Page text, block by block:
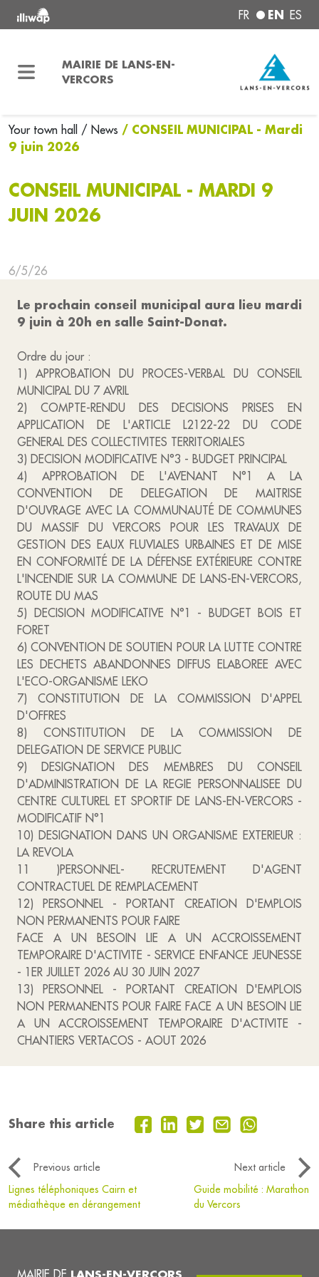
FR EN ES
MAIRIE DE LANS-EN-
VERCORS
Your town hall / News / CONSEIL MUNICIPAL - Mardi
9 juin 2026
CONSEIL MUNICIPAL - MARDI 9
JUIN 2026
6/5/26
Le prochain conseil municipal aura lieu mardi
9 juin à 20h en salle Saint-Donat.
Ordre du jour :
1) APPROBATION DU PROCES-VERBAL DU CONSEIL
MUNICIPAL DU 7 AVRIL
2) COMPTE-RENDU DES DECISIONS PRISES EN
APPLICATION DE L'ARTICLE L2122-22 DU CODE
GENERAL DES COLLECTIVITES TERRITORIALES
3) DECISION MODIFICATIVE N°3 - BUDGET PRINCIPAL
4) APPROBATION DE L'AVENANT N°1 A LA
CONVENTION DE DELEGATION DE MAITRISE
D'OUVRAGE AVEC LA COMMUNAUTÉ DE COMMUNES
DU MASSIF DU VERCORS POUR LES TRAVAUX DE
GESTION DES EAUX FLUVIALES URBAINES ET DE MISE
EN CONFORMITÉ DE LA DÉFENSE EXTÉRIEURE CONTRE
L'INCENDIE SUR LA COMMUNE DE LANS-EN-VERCORS,
ROUTE DU MAS
5) DECISION MODIFICATIVE N°1 - BUDGET BOIS ET
FORET
6) CONVENTION DE SOUTIEN POUR LA LUTTE CONTRE
LES DECHETS ABANDONNES DIFFUS ELABOREE AVEC
L'ECO-ORGANISME LEKO
7) CONSTITUTION DE LA COMMISSION D'APPEL
D'OFFRES
8) CONSTITUTION DE LA COMMISSION DE
DELEGATION DE SERVICE PUBLIC
9) DESIGNATION DES MEMBRES DU CONSEIL
D'ADMINISTRATION DE LA REGIE PERSONNALISEE DU
CENTRE CULTUREL ET SPORTIF DE LANS-EN-VERCORS -
MODIFICATIF N°1
10) DESIGNATION DANS UN ORGANISME EXTERIEUR :
LA REVOLA
11 )PERSONNEL- RECRUTEMENT D'AGENT
CONTRACTUEL DE REMPLACEMENT
12) PERSONNEL - PORTANT CREATION D'EMPLOIS
NON PERMANENTS POUR FAIRE
FACE A UN BESOIN LIE A UN ACCROISSEMENT
TEMPORAIRE D'ACTIVITE - SERVICE ENFANCE JEUNESSE
- 1ER JUILLET 2026 AU 30 JUIN 2027
13) PERSONNEL - PORTANT CREATION D'EMPLOIS
NON PERMANENTS POUR FAIRE FACE A UN BESOIN LIE
A UN ACCROISSEMENT TEMPORAIRE D'ACTIVITE -
CHANTIERS VERTACOS - AOUT 2026
Share this article
Previous article
Next article
Lignes téléphoniques Cairn et
médiathèque en dérangement
Guide mobilité : Marathon
du Vercors